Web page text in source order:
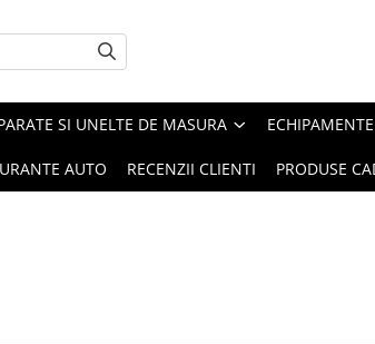
SI UNELTE DE MASURA
AUTO RECENZII CLIENTI PRODUSE